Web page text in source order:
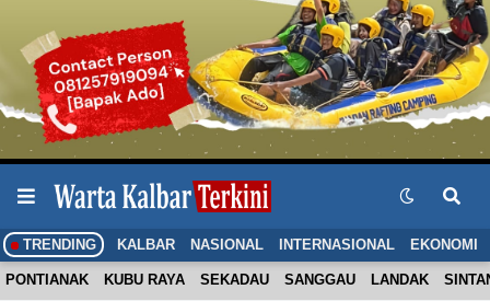
TRENDING KALBAR NASIONAL INTERNASIONAL EKONOMI
PONTIANAK KUBU RAYA SEKADAU SANGGAU LANDAK